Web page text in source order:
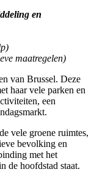
en
maatregelen)
van Brussel. Deze
haar vele parken en
een
vele groene ruimtes,
bevolking en
met het
de hoofdstad staat.